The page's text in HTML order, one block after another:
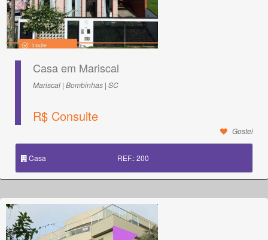
Casa em Mariscal
Mariscal | Bombinhas | SC
R$ Consulte
Gostei
Casa REF.: 200